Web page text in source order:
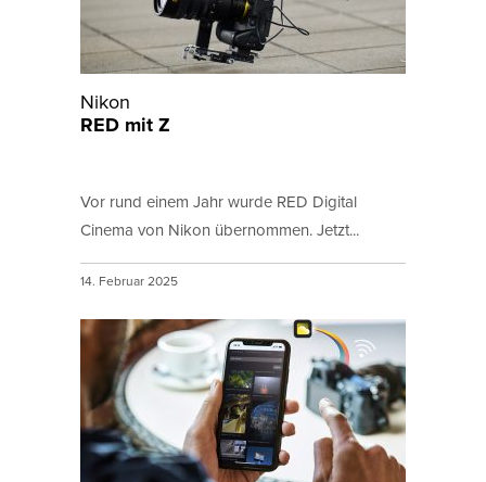
Nikon
RED mit Z
Vor rund einem Jahr wurde RED Digital
Cinema von Nikon übernommen. Jetzt...
14. Februar 2025